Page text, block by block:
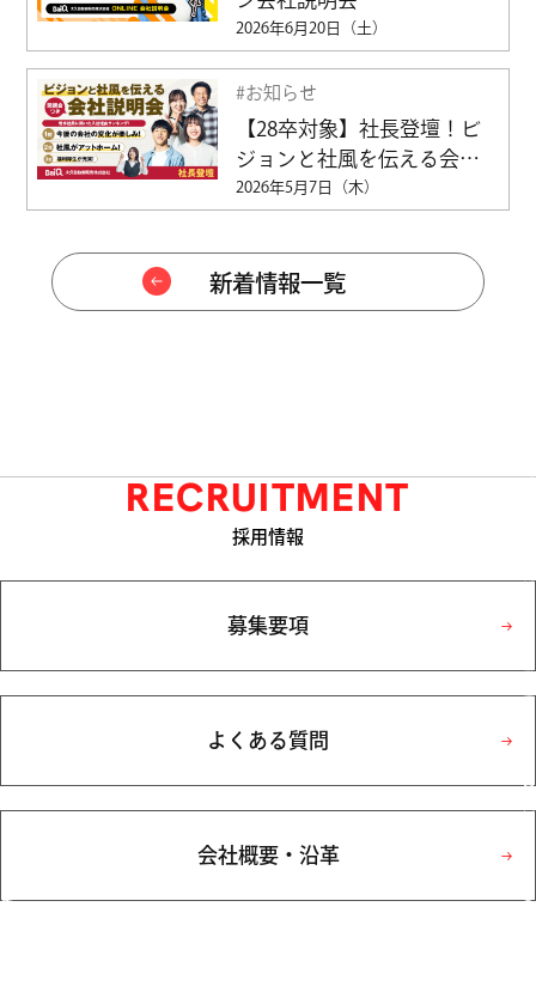
2026年6月20日（土）
#お知らせ
#説明会
【28卒対象】社長登壇！ビ
ジョンと社風を伝える会社
説明会（交通費支給）
2026年5月7日（木）
新着情報一覧
RECRUITMENT
採用情報
募集要項
よくある質問
会社概要・沿革
CHANGE